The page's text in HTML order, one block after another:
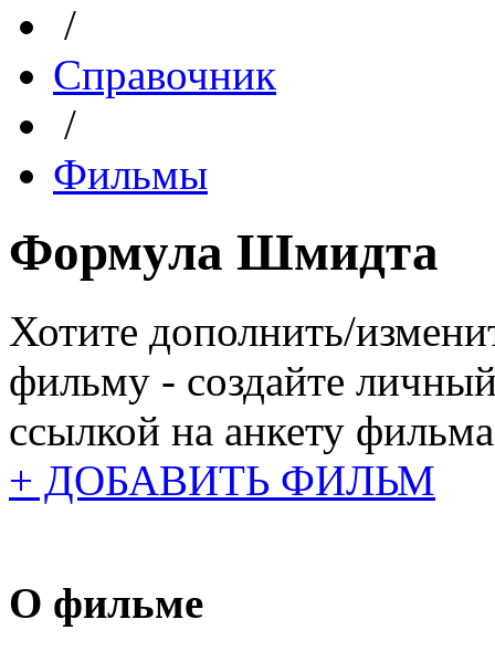
/
Справочник
/
Фильмы
Формула Шмидта
Хотите дополнить/
фильму - создайте
ссылкой на анкету
+ ДОБАВИТЬ ФИЛЬМ
О фильме